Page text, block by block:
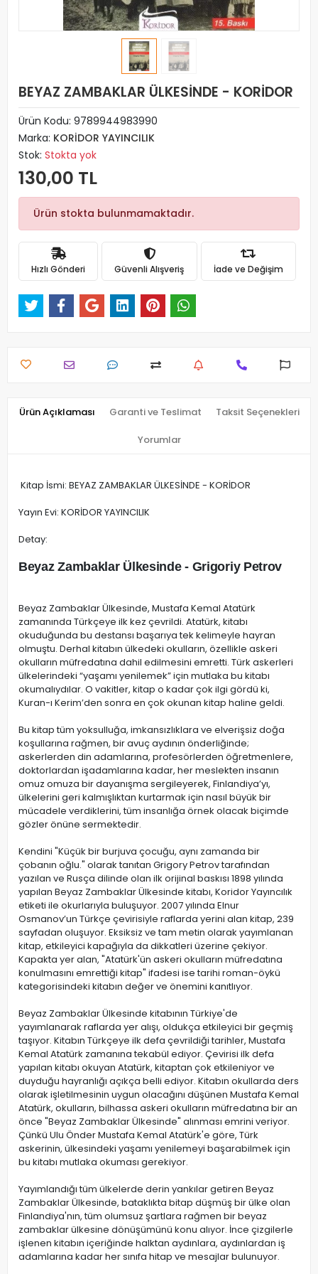
BEYAZ ZAMBAKLAR ÜLKESİNDE - KORİDOR
Ürün Kodu: 9789944983990
Marka: KORİDOR YAYINCILIK
Stok: Stokta yok
130,00 TL
Ürün stokta bulunmamaktadır.
Hızlı Gönderi Güvenli Alışveriş İade ve Değişim
Ürün Açıklaması Garanti ve Teslimat Taksit Seçenekleri
Yorumlar
Kitap İsmi: BEYAZ ZAMBAKLAR ÜLKESİNDE - KORİDOR
Yayın Evi: KORİDOR YAYINCILIK
Detay:
Beyaz Zambaklar Ülkesinde - Grigoriy Petrov
Beyaz Zambaklar Ülkesinde, Mustafa Kemal Atatürk
zamanında Türkçeye ilk kez çevrildi. Atatürk, kitabı
okuduğunda bu destansı başarıya tek kelimeyle hayran
olmuştu. Derhal kitabın ülkedeki okulların, özellikle askeri
okulların müfredatına dahil edilmesini emretti. Türk askerleri
ülkelerindeki “yaşamı yenilemek” için mutlaka bu kitabı
okumalıydılar. O vakitler, kitap o kadar çok ilgi gördü ki,
Kuran-ı Kerim’den sonra en çok okunan kitap haline geldi.
Bu kitap tüm yoksulluğa, imkansızlıklara ve elverişsiz doğa
koşullarına rağmen, bir avuç aydının önderliğinde;
askerlerden din adamlarına, profesörlerden öğretmenlere,
doktorlardan işadamlarına kadar, her meslekten insanın
omuz omuza bir dayanışma sergileyerek, Finlandiya’yı,
ülkelerini geri kalmışlıktan kurtarmak için nasıl büyük bir
mücadele verdiklerini, tüm insanlığa örnek olacak biçimde
gözler önüne sermektedir.
Kendini "Küçük bir burjuva çocuğu, aynı zamanda bir
çobanın oğlu." olarak tanıtan Grigory Petrov tarafından
yazılan ve Rusça dilinde olan ilk orijinal baskısı 1898 yılında
yapılan Beyaz Zambaklar Ülkesinde kitabı, Koridor Yayıncılık
etiketi ile okurlarıyla buluşuyor. 2007 yılında Elnur
Osmanov’un Türkçe çevirisiyle raflarda yerini alan kitap, 239
sayfadan oluşuyor. Eksiksiz ve tam metin olarak yayımlanan
kitap, etkileyici kapağıyla da dikkatleri üzerine çekiyor.
Kapakta yer alan, "Atatürk'ün askeri okulların müfredatına
konulmasını emrettiği kitap" ifadesi ise tarihi roman-öykü
kategorisindeki kitabın değer ve önemini kanıtlıyor.
Beyaz Zambaklar Ülkesinde kitabının Türkiye'de
yayımlanarak raflarda yer alışı, oldukça etkileyici bir geçmiş
taşıyor. Kitabın Türkçeye ilk defa çevrildiği tarihler, Mustafa
Kemal Atatürk zamanına tekabül ediyor. Çevirisi ilk defa
yapılan kitabı okuyan Atatürk, kitaptan çok etkileniyor ve
duyduğu hayranlığı açıkça belli ediyor. Kitabın okullarda ders
olarak işletilmesinin uygun olacağını düşünen Mustafa Kemal
Atatürk, okulların, bilhassa askeri okulların müfredatına bir an
önce "Beyaz Zambaklar Ülkesinde" alınması emrini veriyor.
Çünkü Ulu Önder Mustafa Kemal Atatürk'e göre, Türk
askerinin, ülkesindeki yaşamı yenilemeyi başarabilmek için
bu kitabı mutlaka okuması gerekiyor.
Yayımlandığı tüm ülkelerde derin yankılar getiren Beyaz
Zambaklar Ülkesinde, bataklıkta bitap düşmüş bir ülke olan
Finlandiya'nın, tüm olumsuz şartlara rağmen bir beyaz
zambaklar ülkesine dönüşümünü konu alıyor. İnce çizgilerle
işlenen kitabın içeriğinde halktan aydınlara, aydınlardan iş
adamlarına kadar her sınıfa hitap ve mesajlar bulunuyor.